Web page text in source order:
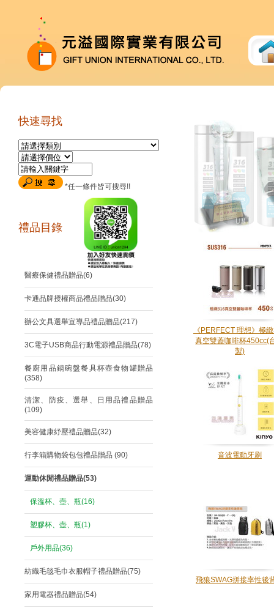
《PERFECT 理想》極
真空雙蓋咖啡杯450cc(
製)
音波電動牙刷
飛狼SWAG拼接率性後
快速尋找
*任一條件皆可搜尋!!
禮品目錄
醫療保健禮品贈品(6)
卡通品牌授權商品禮品贈品(30)
辦公文具選舉宣導品禮品贈品(217)
3C電子USB商品行動電源禮品贈品(78)
餐廚用品鍋碗盤餐具杯壺食物罐贈品
(358)
清潔、防疫、選舉、日用品禮品贈品
(109)
美容健康紓壓禮品贈品(32)
行李箱購物袋包包禮品贈品 (90)
運動休閒禮品贈品(53)
保溫杯、壺、瓶(16)
塑膠杯、壺、瓶(1)
戶外用品(36)
紡織毛毯毛巾衣服帽子禮品贈品(75)
家用電器禮品贈品(54)